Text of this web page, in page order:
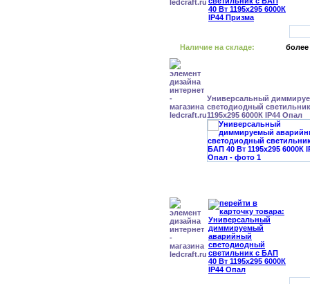
Наличие на складе: более
Универсальный
светодиодный
1195x295 6000К IP44 Опал